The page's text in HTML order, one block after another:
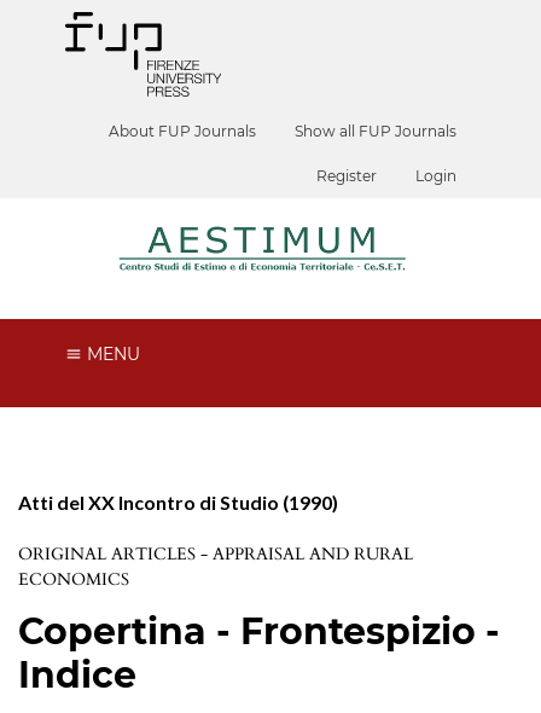
About FUP Journals Show all FUP Journals
Register Login
MENU
Atti del XX Incontro di Studio (1990)
ORIGINAL ARTICLES - APPRAISAL AND RURAL
ECONOMICS
Copertina - Frontespizio -
Indice